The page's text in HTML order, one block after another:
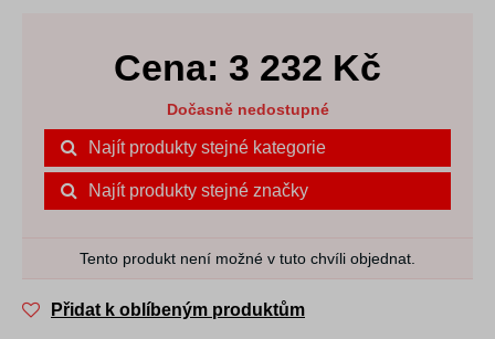
Cena: 3 232 Kč
Dočasně nedostupné
Najít produkty stejné kategorie
Najít produkty stejné značky
Tento produkt není možné v tuto chvíli objednat.
Přidat k oblíbeným produktům